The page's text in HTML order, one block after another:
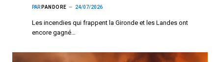
PAR PANDORE 24/07/2026
Les incendies qui frappent la Gironde et les Landes ont
encore gagné…